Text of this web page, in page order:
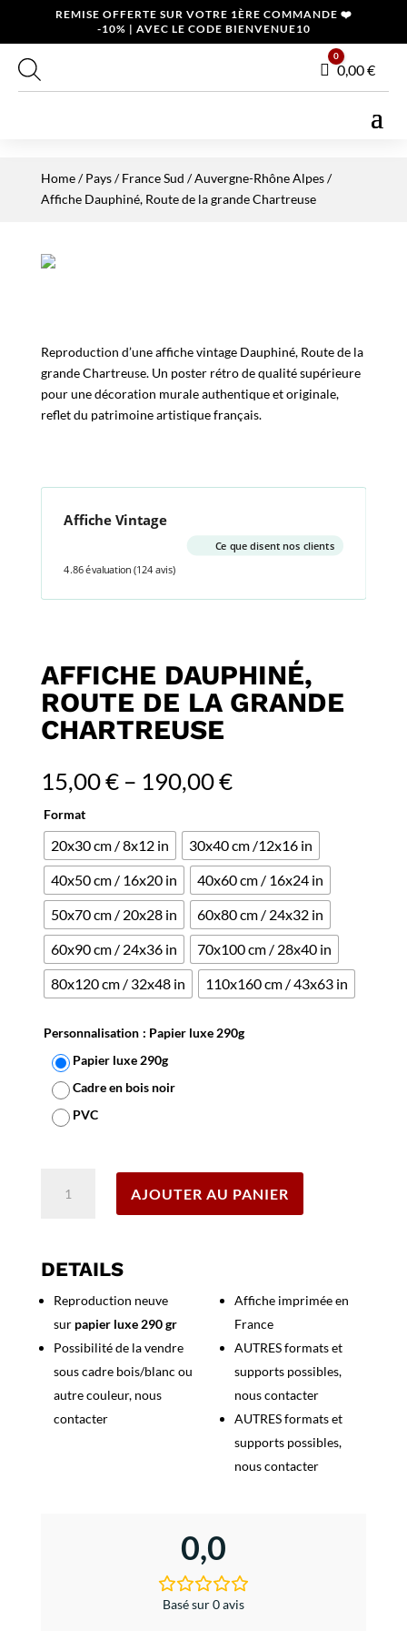
REMISE OFFERTE SUR VOTRE 1ÈRE COMMANDE ❤️
-10% | AVEC LE CODE BIENVENUE10
Panier
0
0,00€
Home/Pays/France Sud /Auvergne-Rhône Alpes/
Affiche Dauphiné, Route de la grande Chartreuse
Reproduction d’une affiche vintage Dauphiné, Route de la
grande Chartreuse. Un poster rétro de qualité supérieure
pour une décoration murale authentique et originale,
reflet du patrimoine artistique français.
Affiche Vintage
Ce que disent nos clients
4.86 évaluation (124 avis)
AFFICHE DAUPHINÉ,
ROUTE DE LA GRANDE
CHARTREUSE
15,00€– 190,00€
Format
20x30 cm / 8x12 in
30x40 cm /12x16 in
40x50 cm / 16x20 in
40x60 cm / 16x24 in
50x70 cm / 20x28 in
60x80 cm / 24x32 in
60x90 cm / 24x36 in
70x100 cm / 28x40 in
80x120 cm / 32x48 in
110x160 cm / 43x63 in
Personnalisation : Papier luxe 290g
Papier luxe 290g
Cadre en bois noir
PVC
Route
la
grande
Chartreuse
AJOUTER AU PANIER
DETAILS
Reproduction neuve
sur papier luxe 290 gr
Possibilité de la vendre
sous cadre bois/blanc ou
autre couleur, nous
contacter
Affiche imprimée en
France
AUTRES formats et
supports possibles,
nous contacter
AUTRES formats et
supports possibles,
nous contacter
0,0
Basé sur 0 avis